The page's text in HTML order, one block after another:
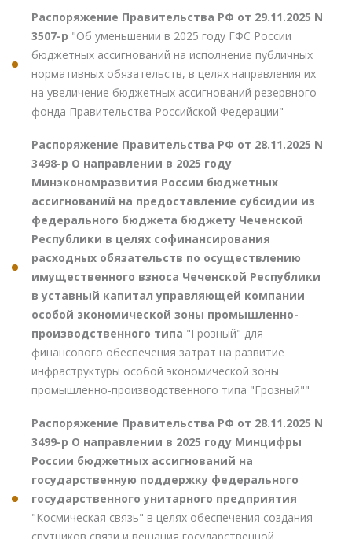
Распоряжение Правительства РФ от 29.11.2025 N
3507-р "Об уменьшении в 2025 году ГФС России
бюджетных ассигнований на исполнение публичных
нормативных обязательств, в целях направления их
на увеличение бюджетных ассигнований резервного
фонда Правительства Российской Федерации"
Распоряжение Правительства РФ от 28.11.2025 N
3498-р О направлении в 2025 году
Минэкономразвития России бюджетных
ассигнований на предоставление субсидии из
федерального бюджета бюджету Чеченской
Республики в целях софинансирования
расходных обязательств по осуществлению
имущественного взноса Чеченской Республики
в уставный капитал управляющей компании
особой экономической зоны промышленно-
производственного типа "Грозный" для
финансового обеспечения затрат на развитие
инфраструктуры особой экономической зоны
промышленно-производственного типа "Грозный""
Распоряжение Правительства РФ от 28.11.2025 N
3499-р О направлении в 2025 году Минцифры
России бюджетных ассигнований на
государственную поддержку федерального
государственного унитарного предприятия
"Космическая связь" в целях обеспечения создания